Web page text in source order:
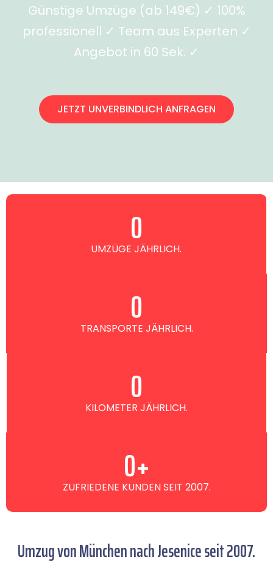
Günstige Umzüge (ab 149€) ✓ 100%
professionell ✓ Team aus Experten ✓
Angebot in 60 Sek. ✓
JETZT UNVERBINDLICH ANFRAGEN
UMZÜGE JÄHRLICH.
0
TRANSPORTE JÄHRLICH.
0
KILOMETER JÄHRLICH.
0
ZUFRIEDENE KUNDEN SEIT 2007.
0+
Umzug von München nach Jesenice seit 2007.